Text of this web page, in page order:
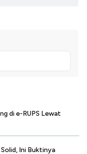
di e-RUPS Lewat
Ini Buktinya